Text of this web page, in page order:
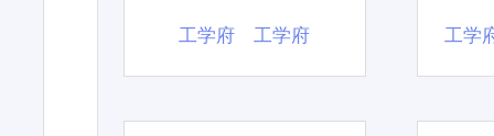
工学府 工学府 工学